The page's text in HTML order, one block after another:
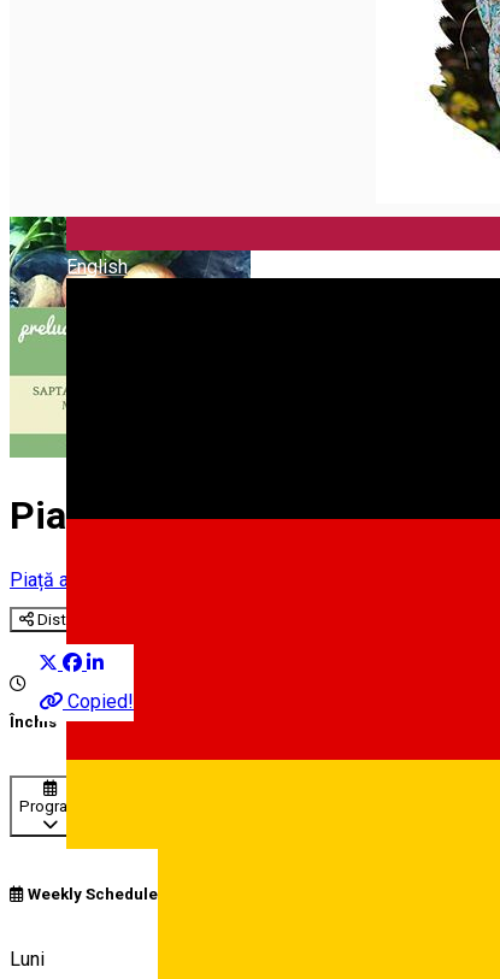
English
Piața Rășinari
Piață agroalimentară
Distribuie
Copied!
Închis
Program
Weekly Schedule
Luni
Rășinari 557200, Romania